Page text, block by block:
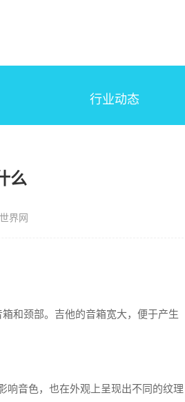
行业动态
么
界网
和颈部。吉他的音箱宽大，便于产生
响音色，也在外观上呈现出不同的纹理